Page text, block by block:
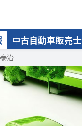
中古自動車販売士
治